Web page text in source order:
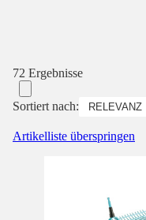
72 Ergebnisse
Sortiert nach:
Artikelliste überspringen